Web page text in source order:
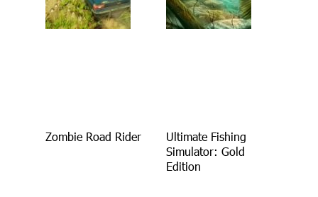
Zombie Road Rider
Ultimate Fishing
Simulator: Gold
Edition